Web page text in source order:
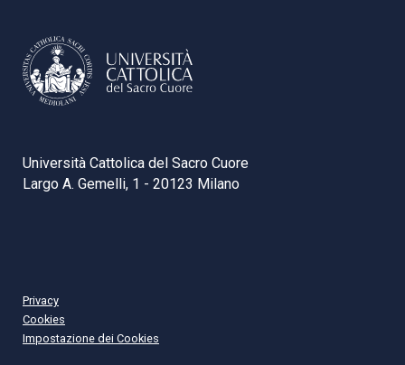
Università Cattolica del Sacro Cuore
Largo A. Gemelli, 1 - 20123 Milano
Privacy
Cookies
Impostazione dei Cookies